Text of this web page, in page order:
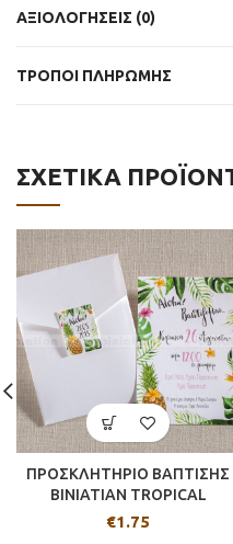
ΑΞΙΟΛΟΓΉΣΕΙΣ (0)
ΤΡΟΠΟΙ ΠΛΗΡΩΜΗΣ
ΣΧΕΤΙΚΆ
ΠΡΟΣΚΛΗΤΗΡΙΟ ΒΑΠΤΙΣΗΣ
ΒΙΝΙΑΤΙΑΝ TROPICAL
€1.75